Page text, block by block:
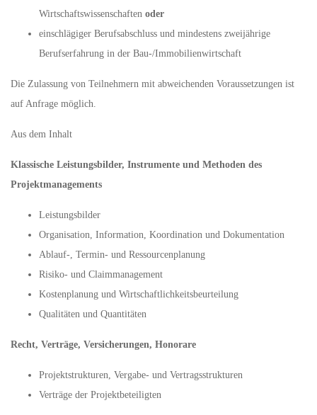
Wirtschaftswissenschaften oder
einschlägiger Berufsabschluss und mindestens zweijährige
Berufserfahrung in der Bau-/Immobilienwirtschaft
Die Zulassung von Teilnehmern mit abweichenden Voraussetzungen ist
auf Anfrage möglich.
Aus dem Inhalt
Klassische Leistungsbilder, Instrumente und Methoden des
Projektmanagements
Leistungsbilder
Organisation, Information, Koordination und Dokumentation
Ablauf-, Termin- und Ressourcenplanung
Risiko- und Claimmanagement
Kostenplanung und Wirtschaftlichkeitsbeurteilung
Qualitäten und Quantitäten
Recht, Verträge, Versicherungen, Honorare
Projektstrukturen, Vergabe- und Vertragsstrukturen
Verträge der Projektbeteiligten